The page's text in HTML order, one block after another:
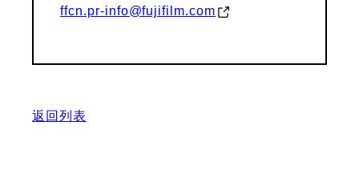
ffcn.pr-info@fujifilm.com
返回列表